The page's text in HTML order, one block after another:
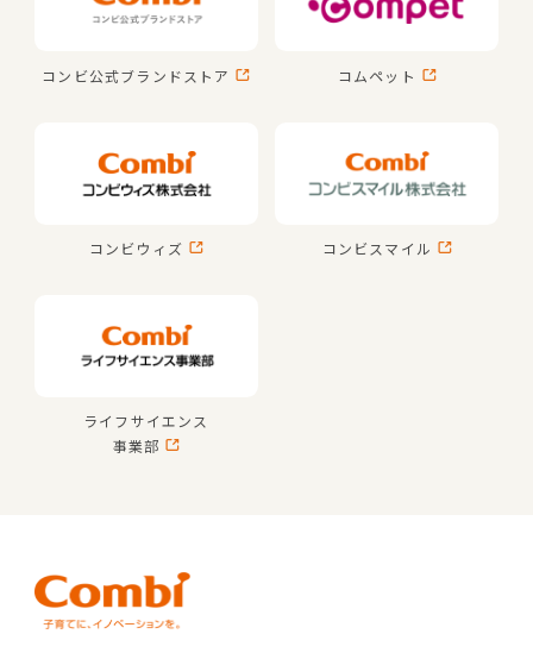
コンビ公式ブランドストア コムペット
コンビウィズ コンビスマイル
ライフサイエンス
事業部